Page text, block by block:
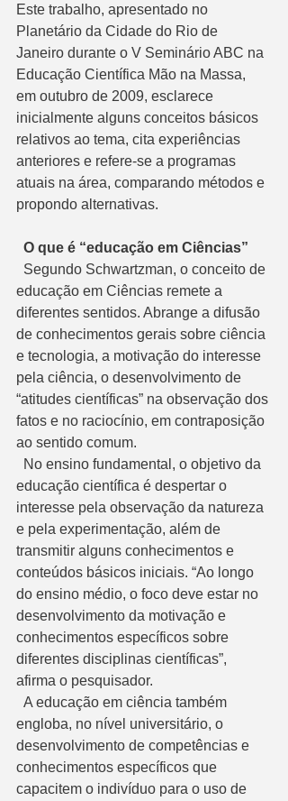
Este trabalho, apresentado no
Planetário da Cidade do Rio de
Janeiro durante o V Seminário ABC na
Educação Científica Mão na Massa,
em outubro de 2009, esclarece
inicialmente alguns conceitos básicos
relativos ao tema, cita experiências
anteriores e refere-se a programas
atuais na área, comparando métodos e
propondo alternativas.
  O que é “educação em Ciências”
educação em Ciências remete a
diferentes sentidos. Abrange a difusão
de conhecimentos gerais sobre ciência
e tecnologia, a motivação do interesse
pela ciência, o desenvolvimento de
“atitudes científicas” na observação dos
fatos e no raciocínio, em contraposição
ao sentido comum.
educação científica é despertar o
interesse pela observação da natureza
e pela experimentação, além de
transmitir alguns conhecimentos e
conteúdos básicos iniciais. “Ao longo
do ensino médio, o foco deve estar no
desenvolvimento da motivação e
conhecimentos específicos sobre
diferentes disciplinas científicas”,
afirma o pesquisador.
engloba, no nível universitário, o
desenvolvimento de competências e
conhecimentos específicos que
capacitem o indivíduo para o uso de